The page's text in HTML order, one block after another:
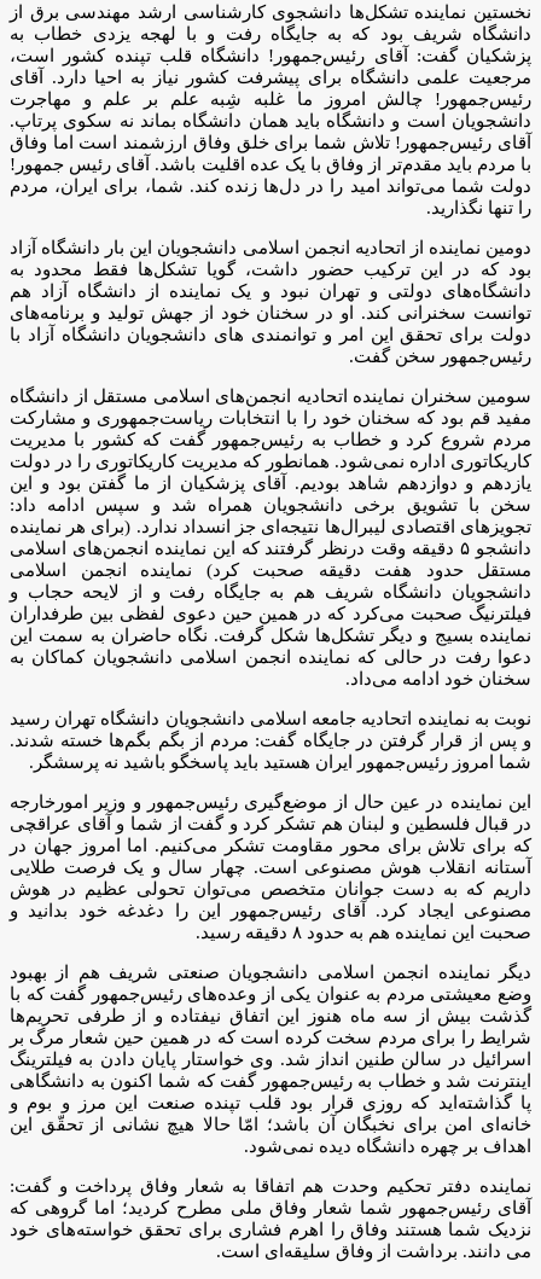
نخستین نماینده تشکل‌ها دانشجوی کارشناسی ارشد مهندسی‌ برق از
دانشگاه شریف بود که به جایگاه رفت و با لهجه یزدی خطاب به
پزشکیان گفت: آقای رئیس‌جمهور! دانشگاه قلب تپنده کشور است،
مرجعیت علمی دانشگاه برای پیشرفت کشور نیاز به احیا دارد. آقای
رئیس‌جمهور! چالش امروز ما غلبه شِبه علم بر علم و مهاجرت
دانشجویان است و دانشگاه باید همان دانشگاه بماند نه سکوی پرتاپ.
آقای رئیس‌جمهور! تلاش شما برای خلق وفاق ارزشمند است اما وفاق
با مردم باید مقدم‌تر از وفاق با یک عده اقلیت باشد. آقای رئیس جمهور!
دولت شما می‌تواند امید را در دل‌ها زنده کند. شما، برای ایران، مردم
را تنها نگذارید.
دومین نماینده از اتحادیه انجمن اسلامی دانشجویان این بار دانشگاه آزاد
بود که در این ترکیب حضور داشت، گویا تشکل‌ها فقط محدود به
دانشگاه‌های دولتی و تهران نبود و یک نماینده از دانشگاه آزاد هم
توانست سخنرانی کند. او در سخنان خود از جهش تولید و برنامه‌های
دولت برای تحقق این امر و توانمندی های دانشجویان دانشگاه آزاد با
رئیس‌جمهور سخن گفت.
سومین سخنران نماینده اتحادیه انجمن‌های اسلامی مستقل از دانشگاه
مفید قم بود که سخنان خود را با انتخابات ریاست‌جمهوری و مشارکت
مردم شروع کرد و خطاب به رئیس‌جمهور گفت که کشور با مدیریت
کاریکاتوری اداره نمی‌شود. همانطور که مدیریت کاریکاتوری را در دولت
یازدهم و دوازدهم شاهد بودیم. آقای پزشکیان از ما گفتن بود و این
سخن با تشویق برخی دانشجویان همراه شد و سپس ادامه داد:
تجویزهای اقتصادی لیبرال‌ها نتیجه‌ای جز انسداد ندارد. (برای هر نماینده
دانشجو ۵ دقیقه وقت درنظر گرفتند که این نماینده انجمن‌های اسلامی
مستقل حدود هفت دقیقه صحبت کرد) نماینده انجمن اسلامی‌
دانشجویان دانشگاه شریف هم به جایگاه رفت و از لایحه حجاب و
فیلترنیگ صحبت می‌کرد که در همین حین دعوی لفظی بین طرفداران
نماینده بسیج و دیگر تشکل‌ها شکل گرفت. نگاه حاضران به سمت این
دعوا رفت در حالی که نماینده انجمن اسلامی دانشجویان کماکان به
سخنان خود ادامه می‌داد.
نوبت به نماینده اتحادیه جامعه اسلامی دانشجویان دانشگاه تهران رسید
و پس از قرار گرفتن در جایگاه گفت: مردم از بگم‌ بگم‌ها خسته شدند.
شما امروز رئیس‌جمهور ایران هستید باید پاسخگو باشید نه پرسشگر.
این نماینده در عین حال از موضع‌گیری رئیس‌جمهور و وزیر امورخارجه
در قبال فلسطین و لبنان هم تشکر کرد و گفت از شما و آقای عراقچی
که برای تلاش برای محور مقاومت تشکر می‌کنیم. اما امروز جهان در
آستانه انقلاب هوش مصنوعی است. چهار سال و یک فرصت طلایی
داریم که به دست جوانان متخصص می‌توان تحولی عظیم در هوش
مصنوعی ایجاد کرد. آقای رئیس‌جمهور این را دغدغه خود بدانید و
صحبت این نماینده هم به حدود ۸ دقیقه رسید.
دیگر نماینده انجمن اسلامی دانشجویان صنعتی شریف هم از بهبود
وضع معیشتی مردم به عنوان یکی از وعده‌های رئیس‌جمهور گفت که با
گذشت بیش از سه ماه هنوز این اتفاق نیفتاده و از طرفی تحریم‌ها
شرایط را برای مردم سخت کرده است که در همین حین شعار مرگ بر
اسرائیل در سالن طنین انداز شد. وی خواستار پایان دادن به فیلترینگ
اینترنت شد و خطاب به رئیس‌جمهور گفت که شما اکنون به دانشگاهی
پا گذاشته‌اید که روزی قرار بود قلب تپنده صنعت این مرز و بوم و
خانه‌ای امن برای نخبگان آن باشد؛ امّا حالا هیچ نشانی از تحقّق این
اهداف بر چهره دانشگاه دیده نمی‌شود.
نماینده دفتر تحکیم وحدت هم اتفاقا به شعار وفاق پرداخت و گفت:
آقای رئیس‌جمهور شما شعار وفاق ملی مطرح کردید؛ اما گروهی که
نزدیک شما هستند وفاق را اهرم فشاری برای تحقق خواسته‌های خود
می دانند. برداشت از وفاق سلیقه‌ای است.